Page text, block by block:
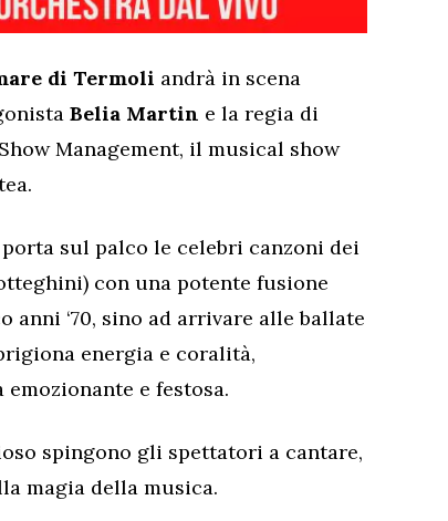
di Termoli andrà in scena
Belia Martin e la regia di
Management, il musical show
sul palco le celebri canzoni dei
con una potente fusione
anni ‘70, sino ad arrivare alle ballate
energia e coralità,
e festosa.
spingono gli spettatori a cantare,
magia della musica.